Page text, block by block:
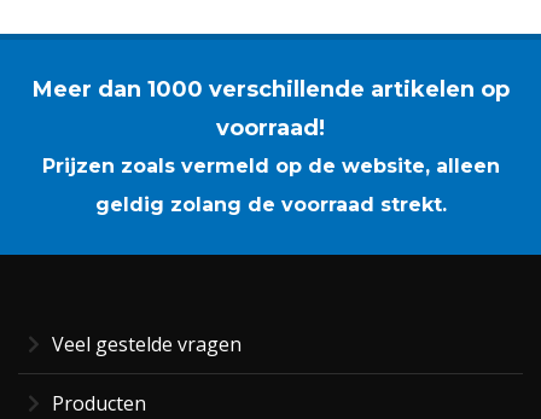
Meer dan 1000 verschillende artikelen op
voorraad!
Prijzen zoals vermeld op de website, alleen
geldig zolang de voorraad strekt.
Veel gestelde vragen
Producten